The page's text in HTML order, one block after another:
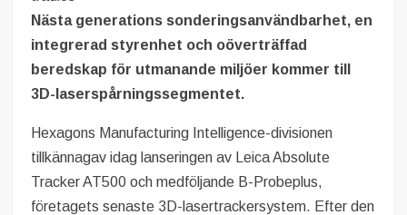
Nästa generations sonderingsanvändbarhet, en
integrerad styrenhet och oöverträffad
beredskap för utmanande miljöer kommer till
3D-laserspårningssegmentet.
Hexagons Manufacturing Intelligence-divisionen
tillkännagav idag lanseringen av Leica Absolute
Tracker AT500 och medföljande B-Probeplus,
företagets senaste 3D-lasertrackersystem. Efter den